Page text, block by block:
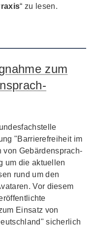
“ zu lesen.
zum
"Barrierefreiheit im
von Gebärdensprach-
um die aktuellen
rund um den
Vor diesem
Einsatz von
sicherlich